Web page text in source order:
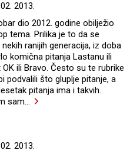
2013.
dio 2012. godine obilježio
tema. Prilika je to da se
ranijih generacija, iz doba
komična pitanja Lastanu ili
ili Bravo. Često su te rubrike
podvalili što gluplje pitanje, a
pitanja ima i takvih.
sam…
02. 2013.